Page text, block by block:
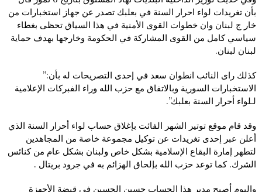
بأن تغريدات لواء احرار السنة في بعلبك تصدر عن جهاز استخبارات من
خار ج لبنان وان خطوات القوى الأمنية في هذا السياق تحظى بغطاء
سياسي كامل من القوى المشاركة في الحكومة وخارجها بهدف حماية
لبنان لبنان.
كذلك راى النائب انطوان سعد في إحدى التصريحات له بأن:”
الاستخبارات السورية وبالاتفاق مع حزب الله وراء الفبركات الإعلامية
لـلواء أحرار السنة بعلبك”.
وقد قام موقع توتير الشهر الفائت بإغلاق حساب لواء أحرار السنة الذي
أعلن عبر إحدى تغريدات عن توكيل مجموعة خاصة من المجاهدين
لتطهر إمارة البقاع الإسلامية بشكل خاص ولبنان بشكل عام من كنائس
الشرك. كما توعد حزب الله بإلحاق الهزائم به في جرود بريتال .
واليوم أصبح مدير هذا الحساب حسين الحسين في قبضة الأجهزة